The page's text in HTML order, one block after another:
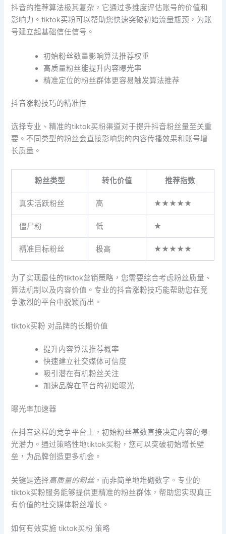
抖音的推荐算法极其复杂，它通过多维度评估账号的价值和
影响力。tiktok买粉可以帮助您快速突破初始流量瓶颈，为账
号建立起基础信任信号。
初始粉丝数量影响算法推荐权重
高质量粉丝能提升内容曝光率
精准定位的粉丝群体更容易触发算法推荐
抖音涨粉技巧的精准性
选择专业、精准的tiktok买粉渠道对于提升抖音粉丝量至关重
要。不同类型的粉丝会直接影响您的内容传播效果和账号增
长质量。
粉丝类型 转化价值 推荐指数
真实活跃粉丝 高 ★★★★★
僵尸粉 低 ★
精准目标粉丝 极高 ★★★★★
为了实现最佳的tiktok营销策略，您需要综合考虑粉丝质量、
算法机制以及内容价值。专业的抖音涨粉技巧能帮助您在竞
争激烈的平台中脱颖而出。
tiktok买粉 对品牌的长期价值
提升内容算法推荐概率
快速建立社交媒体可信度
吸引潜在有机粉丝关注
加速品牌在平台的初始曝光
曝光率加速器
在抖音这样的竞争平台上，初始粉丝基数直接决定内容的曝
光潜力。通过策略性地tiktok买粉，您可以突破初始增长壁
垒，为品牌创造更多机会。
关键是选择高质量的粉丝，而非简单地堆砌数字。专业的
tiktok买粉服务能够提供更精准的粉丝群体，帮助您实现真正
有价值的社交媒体粉丝增长。
如何有效实施 tiktok买粉 策略